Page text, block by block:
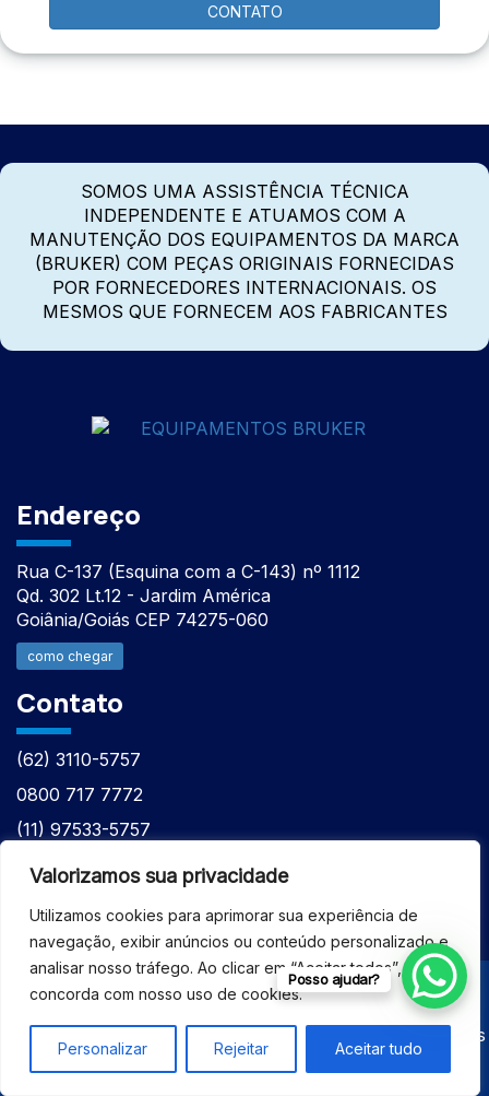
Valorizamos sua privacidade
Utilizamos cookies para aprimorar sua experiência de
navegação, exibir anúncios ou conteúdo personalizado e
analisar nosso tráfego. Ao clicar em “Aceitar todos”, você
concorda com nosso uso de cookies.
Personalizar Rejeitar Aceitar tudo
CONTATO
SOMOS UMA ASSISTÊNCIA TÉCNICA
INDEPENDENTE E ATUAMOS COM A
MANUTENÇÃO DOS EQUIPAMENTOS DA MARCA
(BRUKER) COM PEÇAS ORIGINAIS FORNECIDAS
POR FORNECEDORES INTERNACIONAIS. OS
MESMOS QUE FORNECEM AOS FABRICANTES
Endereço
Rua C-137 (Esquina com a C-143) nº 1112
Qd. 302 Lt.12 - Jardim América
Goiânia/Goiás CEP 74275-060
como chegar
Contato
(62) 3110-5757
0800 717 7772
(11) 97533-5757
(62) 98610-7777
© 2026 - ASSISTÊNCIA TÉCNICA ESPECIALIZADA
EQUIPAMENTOS BRUKER - Todos os direitos reservados
Posso ajudar?